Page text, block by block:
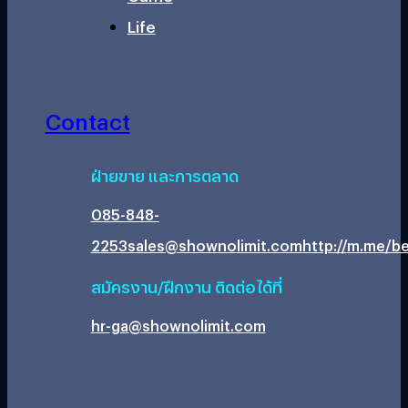
Life
Contact
ฝ่ายขาย และการตลาด
085-848-
2253sales@shownolimit.comhttp://m.me/
สมัครงาน/ฝึกงาน ติดต่อได้ที่
hr-ga@shownolimit.com